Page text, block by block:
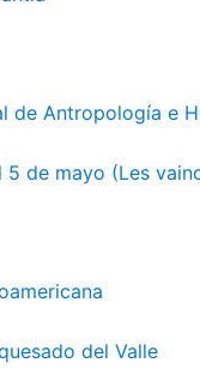
de Antropología e
5 de mayo (Les
del Valle